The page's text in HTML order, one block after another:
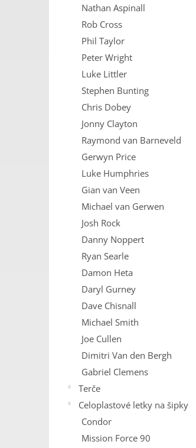
Nathan Aspinall
Rob Cross
Phil Taylor
Peter Wright
Luke Littler
Stephen Bunting
Chris Dobey
Jonny Clayton
Raymond van Barneveld
Gerwyn Price
Luke Humphries
Gian van Veen
Michael van Gerwen
Josh Rock
Danny Noppert
Ryan Searle
Damon Heta
Daryl Gurney
Dave Chisnall
Michael Smith
Joe Cullen
Dimitri Van den Bergh
Gabriel Clemens
Terče
Celoplastové letky na šipky
Condor
Mission Force 90